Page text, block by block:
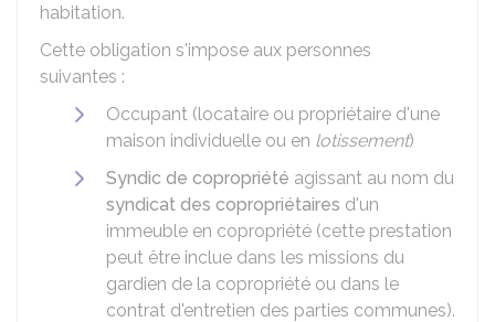
habitation.
Cette obligation s'impose aux personnes
suivantes :
Occupant (locataire ou propriétaire d'une
maison individuelle ou en lotissement)
Syndic de copropriété agissant au nom du
syndicat des copropriétaires d'un
immeuble en copropriété (cette prestation
peut être inclue dans les missions du
gardien de la copropriété ou dans le
contrat d'entretien des parties communes).